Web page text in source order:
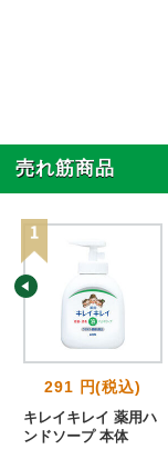
売れ筋商品
291 円(税込)
キレイキレイ 薬用ハ
ンドソープ 本体